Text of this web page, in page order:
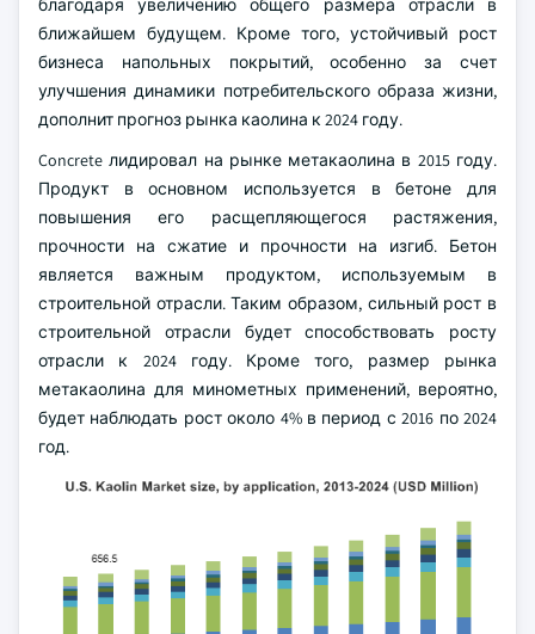
благодаря увеличению общего размера отрасли в
ближайшем будущем. Кроме того, устойчивый рост
бизнеса напольных покрытий, особенно за счет
улучшения динамики потребительского образа жизни,
дополнит прогноз рынка каолина к 2024 году.
Concrete лидировал на рынке метакаолина в 2015 году.
Продукт в основном используется в бетоне для
повышения его расщепляющегося растяжения,
прочности на сжатие и прочности на изгиб. Бетон
является важным продуктом, используемым в
строительной отрасли. Таким образом, сильный рост в
строительной отрасли будет способствовать росту
отрасли к 2024 году. Кроме того, размер рынка
метакаолина для минометных применений, вероятно,
будет наблюдать рост около 4% в период с 2016 по 2024
год.